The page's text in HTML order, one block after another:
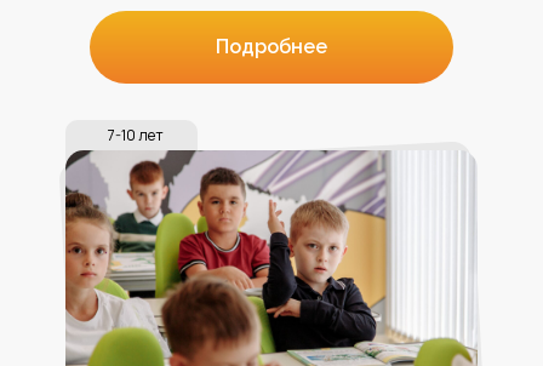
7-10 лет
Подробнее